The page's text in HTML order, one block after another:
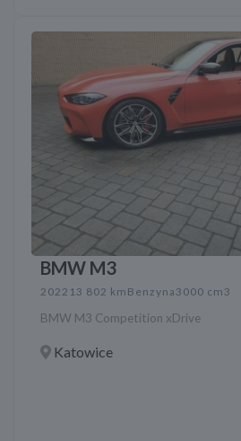
BMW M3
2022 13 802 km Benzyna3000 cm3
BMW M3 Competition xDrive
Katowice